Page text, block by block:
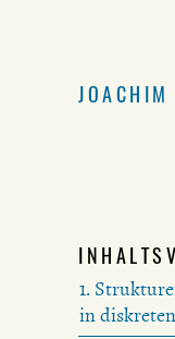
1.
in